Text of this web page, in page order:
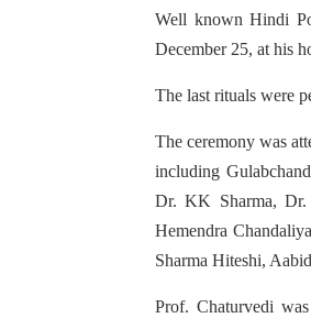
Well known Hindi
December 25, at his
The last rituals were
The ceremony was
including
Dr. KK Sharma, Dr.
Hemendra
Sharma Hiteshi,
Prof. Chaturvedi